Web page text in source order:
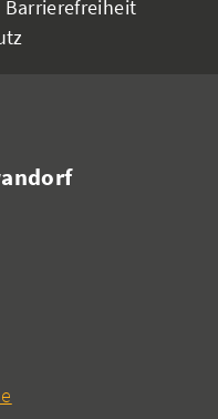
Barrierefreiheit